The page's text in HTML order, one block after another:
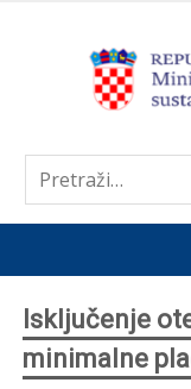
Isključenje
minimalne